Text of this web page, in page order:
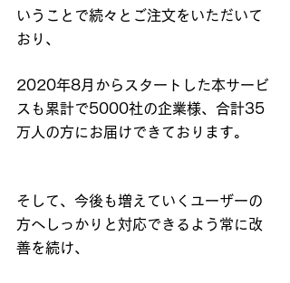
いうことで続々とご注文をいただいて
おり、
2020年8月からスタートした本サービ
スも累計で5000社の企業様、合計35
万人の方にお届けできております。
そして、今後も増えていくユーザーの
方へしっかりと対応できるよう常に改
善を続け、